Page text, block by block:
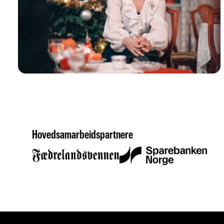
Hovedsamarbeidspartnere